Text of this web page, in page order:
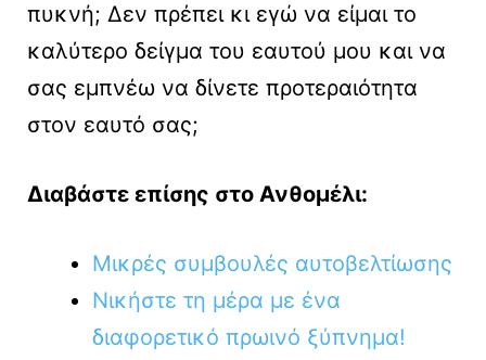
πυκνή; Δεν πρέπει κι εγώ να είμαι το
καλύτερο δείγμα του εαυτού μου και να
σας εμπνέω να δίνετε προτεραιότητα
στον εαυτό σας;
Διαβάστε επίσης στο Ανθομέλι:
Μικρές συμβουλές αυτοβελτίωσης
Νικήστε τη μέρα με ένα
διαφορετικό πρωινό ξύπνημα!